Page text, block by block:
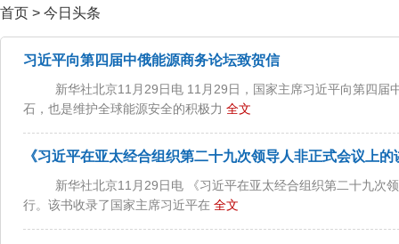
首页 > 今日头条
习近平向第四届中俄能源商务论坛致贺信
新华社北京11月29日电 11月29日，国家主席习近平向第四
石，也是维护全球能源安全的积极力 全文
《习近平在亚太经合组织第二十九次领导人非正式会议上
新华社北京11月29日电 《习近平在亚太经合组织第二十九次
行。该书收录了国家主席习近平在 全文